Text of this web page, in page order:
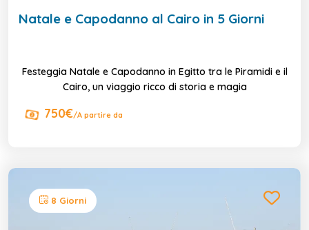
Natale e Capodanno al Cairo in 5 Giorni
Festeggia Natale e Capodanno in Egitto tra le Piramidi e il
Cairo, un viaggio ricco di storia e magia
750€/A partire da
8 Giorni